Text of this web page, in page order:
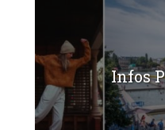
Infos